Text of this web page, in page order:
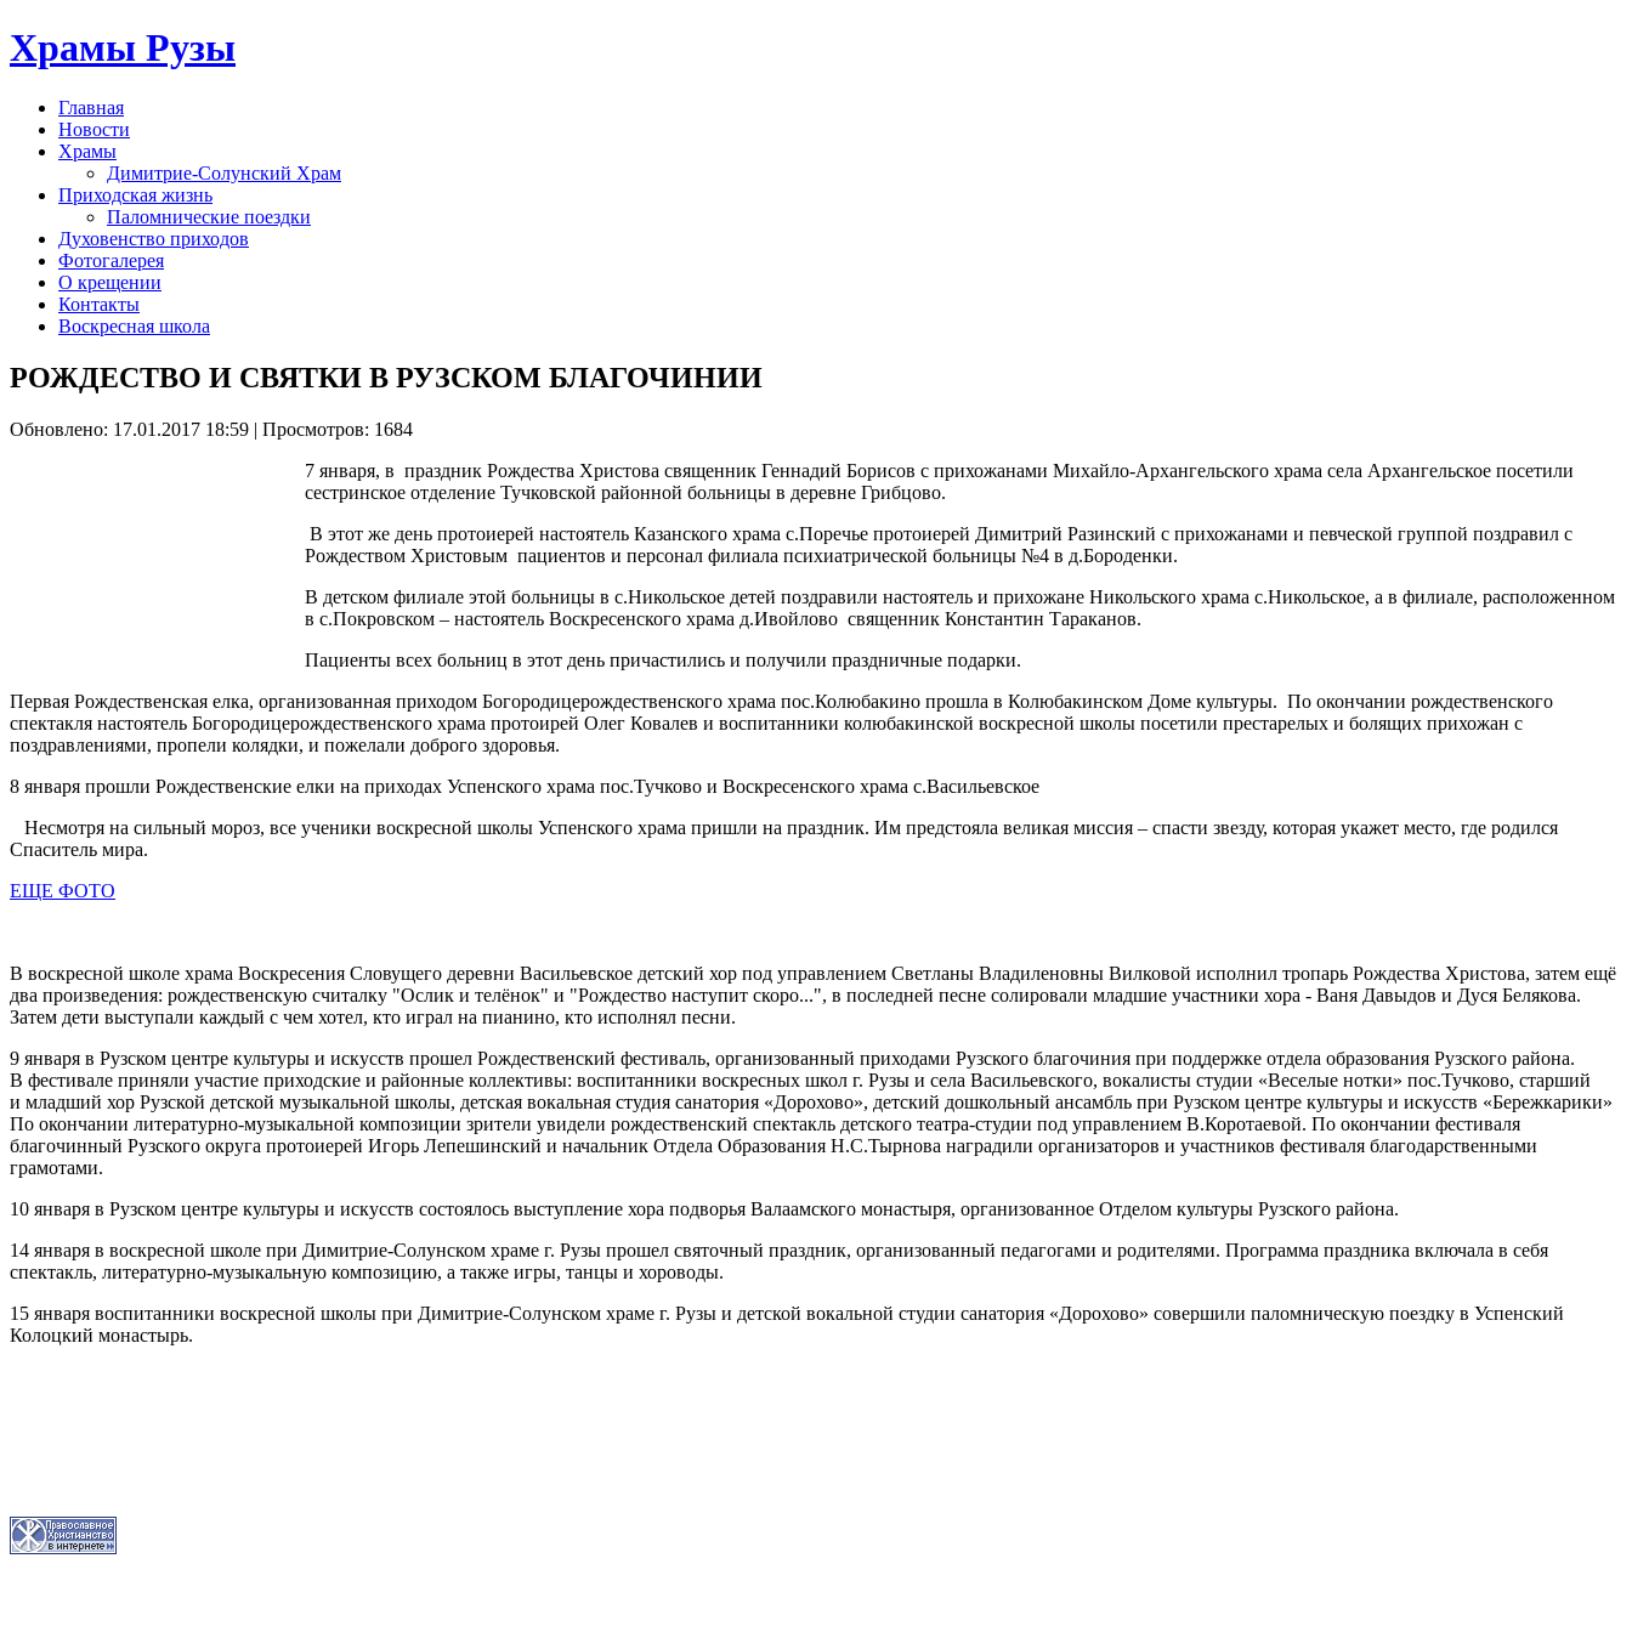
Храмы Рузы
Главная
Новости
Храмы
Димитрие-Солунский Храм
Приходская жизнь
Паломнические поездки
Духовенство приходов
Фотогалерея
О крещении
Контакты
Воскресная школа
РОЖДЕСТВО И СВЯТКИ В РУЗСКОМ БЛАГОЧИНИИ
Обновлено: 17.01.2017 18:59 | Просмотров: 1684
7 января, в праздник Рождества Христова священник Геннадий Борисов с прихожанами Михайло-Архангельского храма села Архангельское посетили
сестринское отделение Тучковской районной больницы в деревне Грибцово.
В этот же день протоиерей настоятель Казанского храма с.Поречье протоиерей Димитрий Разинский с прихожанами и певческой группой поздравил с
Рождеством Христовым пациентов и персонал филиала психиатрической больницы №4 в д.Бороденки.
В детском филиале этой больницы в с.Никольское детей поздравили настоятель и прихожане Никольского храма с.Никольское, а в филиале, расположенном
в с.Покровском – настоятель Воскресенского храма д.Ивойлово священник Константин Тараканов.
Пациенты всех больниц в этот день причастились и получили праздничные подарки.
Первая Рождественская елка, организованная приходом Богородицерождественского храма пос.Колюбакино прошла в Колюбакинском Доме культуры. По окончании рождественского
спектакля настоятель Богородицерождественского храма протоирей Олег Ковалев и воспитанники колюбакинской воскресной школы посетили престарелых и болящих прихожан с
поздравлениями, пропели колядки, и пожелали доброго здоровья.
8 января прошли Рождественские елки на приходах Успенского храма пос.Тучково и Воскресенского храма с.Васильевское
Несмотря на сильный мороз, все ученики воскресной школы Успенского храма пришли на праздник. Им предстояла великая миссия – спасти звезду, которая укажет место, где родился
Спаситель мира.
ЕЩЕ ФОТО
В воскресной школе храма Воскресения Словущего деревни Васильевское детский хор под управлением Светланы Владиленовны Вилковой исполнил тропарь Рождества Христова, затем ещё
два произведения: рождественскую считалку "Ослик и телёнок" и "Рождество наступит скоро...", в последней песне солировали младшие участники хора - Ваня Давыдов и Дуся Белякова.
Затем дети выступали каждый с чем хотел, кто играл на пианино, кто исполнял песни.
9 января в Рузском центре культуры и искусств прошел Рождественский фестиваль, организованный приходами Рузского благочиния при поддержке отдела образования Рузского района.
В фестивале приняли участие приходские и районные коллективы: воспитанники воскресных школ г. Рузы и села Васильевского, вокалисты студии «Веселые нотки» пос.Тучково, старший
и младший хор Рузской детской музыкальной школы, детская вокальная студия санатория «Дорохово», детский дошкольный ансамбль при Рузском центре культуры и искусств «Бережкарики»
По окончании литературно-музыкальной композиции зрители увидели рождественский спектакль детского театра-студии под управлением В.Коротаевой. По окончании фестиваля
благочинный Рузского округа протоиерей Игорь Лепешинский и начальник Отдела Образования Н.С.Тырнова наградили организаторов и участников фестиваля благодарственными
грамотами.
10 января в Рузском центре культуры и искусств состоялось выступление хора подворья Валаамского монастыря, организованное Отделом культуры Рузского района.
14 января в воскресной школе при Димитрие-Солунском храме г. Рузы прошел святочный праздник, организованный педагогами и родителями. Программа праздника включала в себя
спектакль, литературно-музыкальную композицию, а также игры, танцы и хороводы.
15 января воспитанники воскресной школы при Димитрие-Солунском храме г. Рузы и детской вокальной студии санатория «Дорохово» совершили паломническую поездку в Успенский
Колоцкий монастырь.